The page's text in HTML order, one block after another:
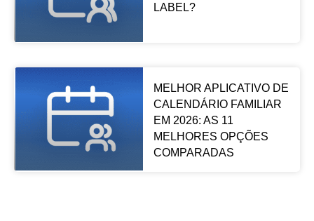
LABEL?
MELHOR APLICATIVO DE
CALENDÁRIO FAMILIAR
EM 2026: AS 11
MELHORES OPÇÕES
COMPARADAS